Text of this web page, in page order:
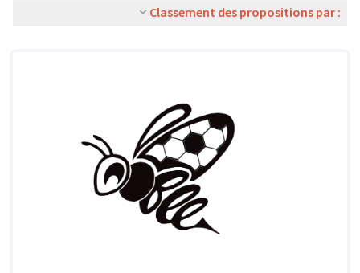
Classement des propositions par :